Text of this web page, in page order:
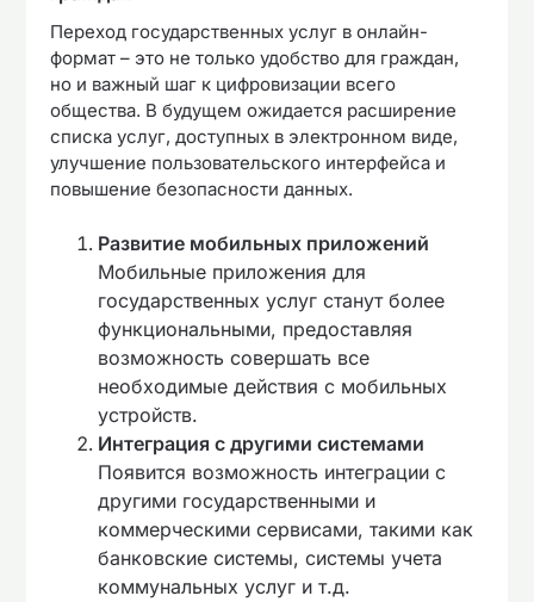
Переход государственных услуг в онлайн-
формат – это не только удобство для граждан,
но и важный шаг к цифровизации всего
общества. В будущем ожидается расширение
списка услуг, доступных в электронном виде,
улучшение пользовательского интерфейса и
повышение безопасности данных.
Развитие мобильных приложений
Мобильные приложения для
государственных услуг станут более
функциональными, предоставляя
возможность совершать все
необходимые действия с мобильных
устройств.
Интеграция с другими системами
Появится возможность интеграции с
другими государственными и
коммерческими сервисами, такими как
банковские системы, системы учета
коммунальных услуг и т.д.